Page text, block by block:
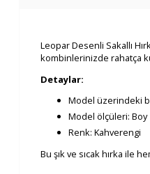
Leopar Desenli Sakallı
kombinlerinizde rahatça
Detaylar:
Model üzerindeki
Model ölçüleri: Boy
Renk: Kahverengi
Bu şık ve sıcak hırka ile